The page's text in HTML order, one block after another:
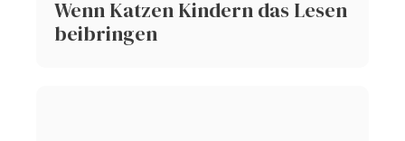
Wenn Katzen Kindern das Lesen
beibringen